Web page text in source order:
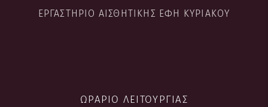
ΕΡΓΑΣΤΉΡΙΟ ΑΙΣΘΗΤΙΚΉΣ ΈΦΗ ΚΥΡΙΑΚΟΎ
ΩΡΆΡΙΟ ΛΕΙΤΟΥΡΓΊΑΣ